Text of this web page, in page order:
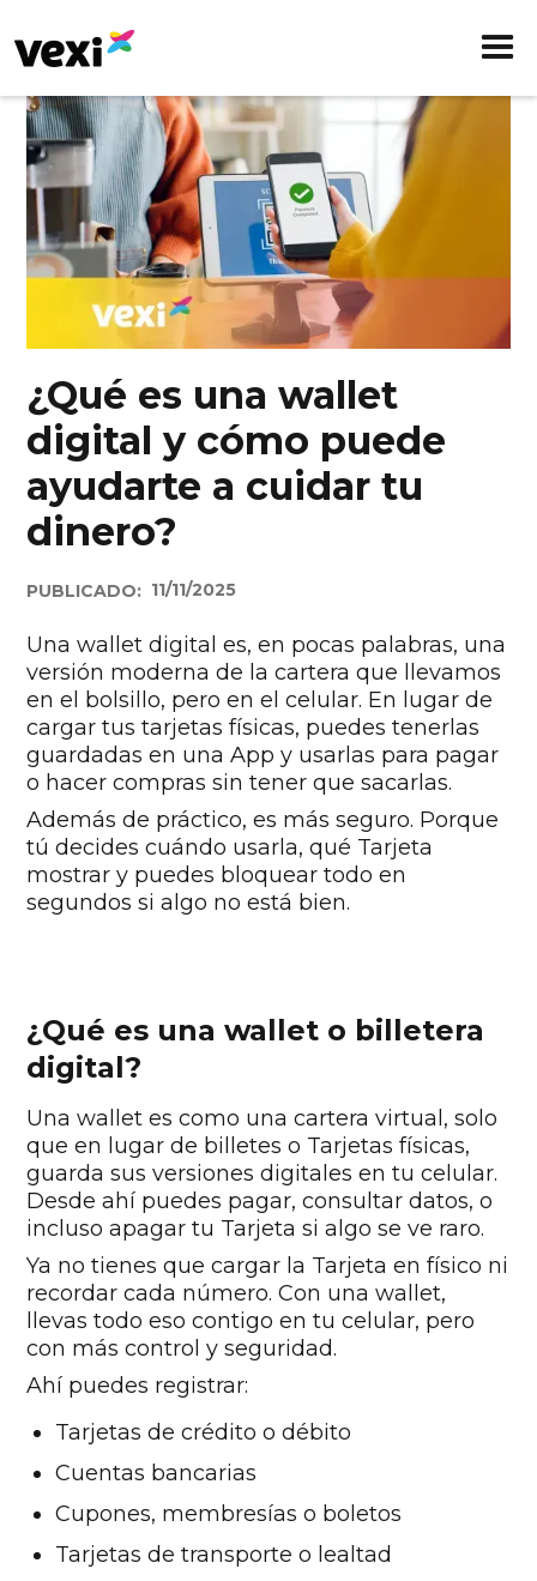
¿Qué es una wallet
digital y cómo puede
ayudarte a cuidar tu
dinero?
PUBLICADO: 11/11/2025
Una wallet digital es, en pocas palabras, una
versión moderna de la cartera que llevamos
en el bolsillo, pero en el celular. En lugar de
cargar tus tarjetas físicas, puedes tenerlas
guardadas en una App y usarlas para pagar
o hacer compras sin tener que sacarlas.
Además de práctico, es más seguro. Porque
tú decides cuándo usarla, qué Tarjeta
mostrar y puedes bloquear todo en
segundos si algo no está bien.
¿Qué es una wallet o billetera
digital?
Una wallet es como una cartera virtual, solo
que en lugar de billetes o Tarjetas físicas,
guarda sus versiones digitales en tu celular.
Desde ahí puedes pagar, consultar datos, o
incluso apagar tu Tarjeta si algo se ve raro.
Ya no tienes que cargar la Tarjeta en físico ni
recordar cada número. Con una wallet,
llevas todo eso contigo en tu celular, pero
con más control y seguridad.
Ahí puedes registrar:
Tarjetas de crédito o débito
Cuentas bancarias
Cupones, membresías o boletos
Tarjetas de transporte o lealtad